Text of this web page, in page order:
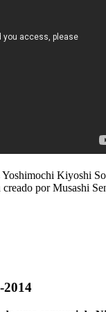
Yoshimochi Kiyoshi
por Musashi
2014